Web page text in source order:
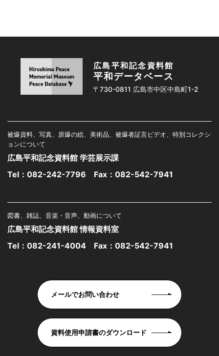
広島平和記念資料館
平和データベース
〒730-0811 広島市中区中島町1-2
被爆資料、写真、原爆の絵、美術品、被爆者証言ビデオ、特別コレクシ
ョンについて
広島平和記念資料館 学芸展示課
Tel： 082-242-7796 Fax：082-542-7941
図書、雑誌、音楽・音声、動画について
広島平和記念資料館 情報資料室
Tel： 082-241-4004 Fax：082-542-7941
メールでお問い合わせ
資料使用申請書のダウンロード